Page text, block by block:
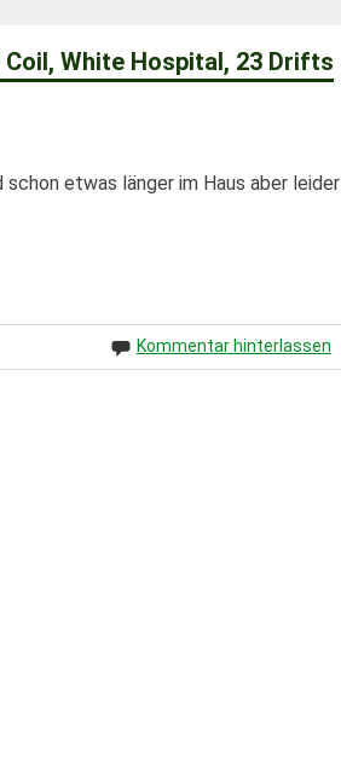
White Hospital, 23 Drifts
etwas länger im Haus aber leider
Kommentar hinterlassen